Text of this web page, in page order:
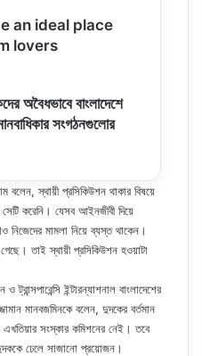
an ideal place
lovers
অবৈধভাবে বাংলাদেশে
সংগঠনগুলোর
স্থায়ী প্রসিকিউশন থাকার বিষয়ে
করেনি। যেসব আইনজীবী দিয়ে
নিজেদের মামলা নিয়ে ব্যস্ত থাকেন।
তাই স্থায়ী প্রসিকিউশন হওয়াটা
ট্রান্সপারেন্সি ইন্টারন্যাশনাল বাংলাদেশের
মানবজমিনকে বলেন, দুদকের বর্তমান
এখতিয়ার সংস্কার কমিশনের নেই। তবে
ঢেলে সাজানো প্রয়োজন।